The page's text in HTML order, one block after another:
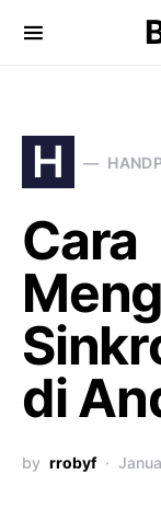
H
Cara
di
by rrobyf